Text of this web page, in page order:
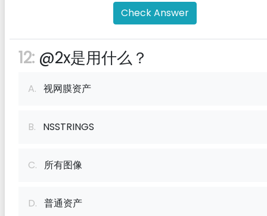
Check Answer
12: @2x是用什么？
A. 视网膜资产
B. NSSTRINGS
C. 所有图像
D. 普通资产